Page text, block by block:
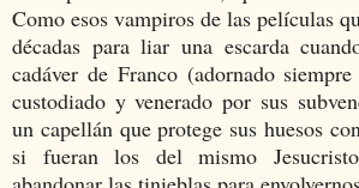
Como esos vampiros de las películas
décadas para liar una escarda
cadáver de Franco (adornado
custodiado y venerado por sus
un capellán que protege sus huesos
si fueran los del mismo